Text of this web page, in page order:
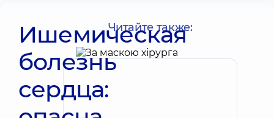
Ишемическая
болезнь
сердца:
Читайте также: